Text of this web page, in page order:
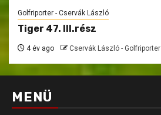
Golfriporter - Cservák László
Tiger 47. III.rész
4 év ago Cservák László - Golfriporter
MENÜ